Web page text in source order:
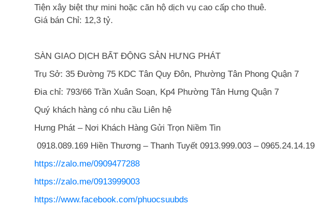
Tiện xây biệt thự mini hoặc căn hộ dịch vụ cao cấp cho thuê.
Giá bán Chỉ: 12,3 tỷ.
SÀN GIAO DỊCH BẤT ĐỘNG SẢN HƯNG PHÁT
Trụ Sở: 35 Đường 75 KDC Tân Quy Đôn, Phường Tân Phong Quận 7
Đia chỉ: 793/66 Trần Xuân Soạn, Kp4 Phường Tân Hưng Quận 7
Quý khách hàng có nhu cầu Liên hệ
Hưng Phát – Nơi Khách Hàng Gửi Trọn Niềm Tin
0918.089.169 Hiền Thương – Thanh Tuyết 0913.999.003 – 0965.24.14.19
https://zalo.me/0909477288
https://zalo.me/0913999003
https://www.facebook.com/phuocsuubds